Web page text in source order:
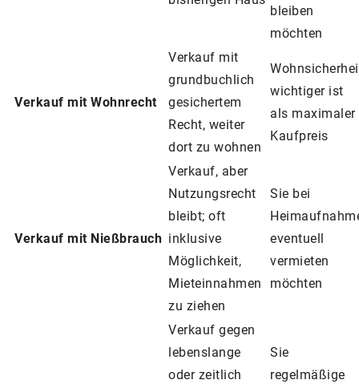
bleiben
möchten
Verkauf mit Wohnrecht
Verkauf mit
grundbuchlich
gesichertem
Recht, weiter
dort zu wohnen
wichtiger ist
als maximaler
Kaufpreis
Verkauf mit Nießbrauch
Verkauf, aber
Nutzungsrecht
bleibt; oft
inklusive
Möglichkeit,
Mieteinnahmen
zu ziehen
Sie bei
eventuell
vermieten
möchten
Verkauf gegen
lebenslange
oder zeitlich
Sie
regelmäßige